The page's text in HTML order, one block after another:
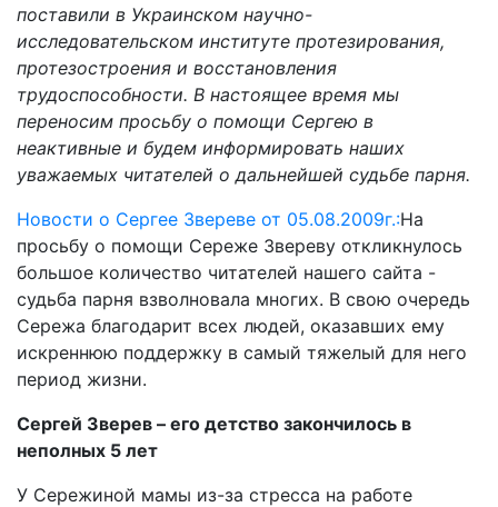
поставили в Украинском научно-
исследовательском институте протезирования,
протезостроения и восстановления
трудоспособности. В настоящее время мы
переносим просьбу о помощи Сергею в
неактивные и будем информировать наших
уважаемых читателей о дальнейшей судьбе парня.
Новости о Сергее Звереве от 05.08.2009г.:На
просьбу о помощи Сереже Звереву откликнулось
большое количество читателей нашего сайта -
судьба парня взволновала многих. В свою очередь
Сережа благодарит всех людей, оказавших ему
искреннюю поддержку в самый тяжелый для него
период жизни.
Сергей Зверев – его детство закончилось в
неполных 5 лет
У Сережиной мамы из-за стресса на работе